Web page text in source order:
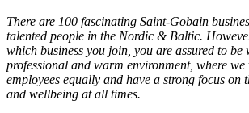
There are 100 fascinating Saint-Gobain
talented people in the Nordic & Baltic.
which business you join, you are assured to be
professional and warm environment, where
employees equally and have a strong focus on
and wellbeing at all times.